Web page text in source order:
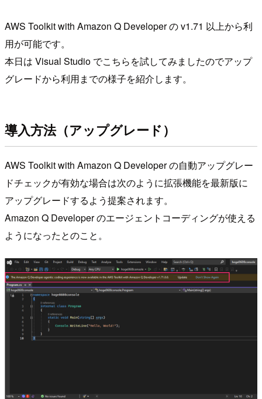
AWS Toolkit with Amazon Q Developer の v1.71 以上から利
用が可能です。
本日は Visual Studio でこちらを試してみましたのでアップ
グレードから利用までの様子を紹介します。
導入方法（アップグレード）
AWS Toolkit with Amazon Q Developer の自動アップグレー
ドチェックが有効な場合は次のように拡張機能を最新版に
アップグレードするよう提案されます。
Amazon Q Developer のエージェントコーディングが使える
ようになったとのこと。